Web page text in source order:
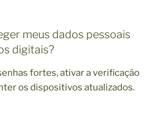
meus dados pessoais
digitais?
fortes, ativar a verificação
os dispositivos atualizados.